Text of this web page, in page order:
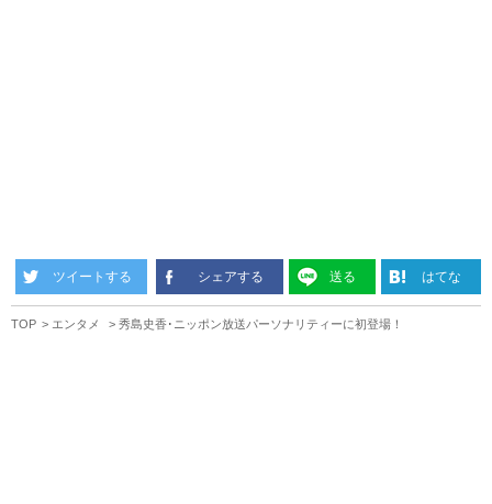
ツイートする シェアする 送る はてな
TOP エンタメ 秀島史香･ニッポン放送パーソナリティーに初登場！